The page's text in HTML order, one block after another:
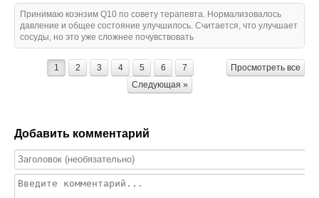
Принимаю коэнзим Q10 по совету терапевта. Нормализовалось
давление и общее состояние улучшилось. Считается, что улучшает
сосуды, но это уже сложнее почувствовать
Просмотреть все
1 2 3 4 5 6
7
Следующая »
Добавить комментарий